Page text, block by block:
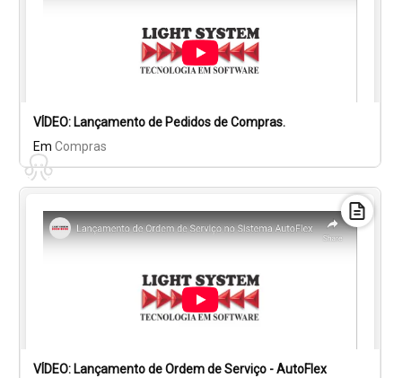
VÍDEO: Lançamento de Pedidos de Compras.
Em Compras
VÍDEO: Lançamento de Ordem de Serviço - AutoFlex